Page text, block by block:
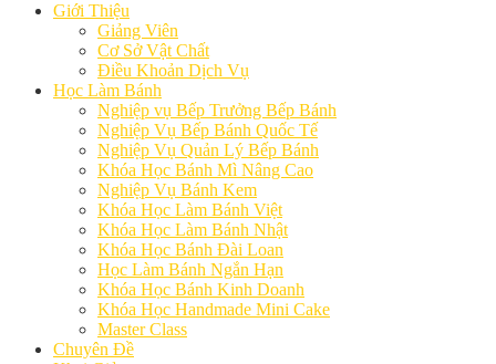
Giới Thiệu
Giảng Viên
Cơ Sở Vật Chất
Điều Khoản Dịch Vụ
Học Làm Bánh
Nghiệp vụ Bếp Trưởng Bếp Bánh
Nghiệp Vụ Bếp Bánh Quốc Tế
Nghiệp Vụ Quản Lý Bếp Bánh
Khóa Học Bánh Mì Nâng Cao
Nghiệp Vụ Bánh Kem
Khóa Học Làm Bánh Việt
Khóa Học Làm Bánh Nhật
Khóa Học Bánh Đài Loan
Học Làm Bánh Ngắn Hạn
Khóa Học Bánh Kinh Doanh
Khóa Học Handmade Mini Cake
Master Class
Chuyên Đề